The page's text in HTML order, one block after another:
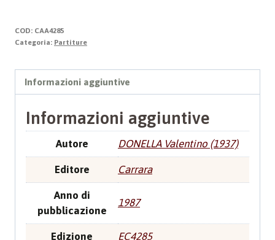
quantità
COD: CAA4285
Categoria: Partiture
Informazioni aggiuntive
Informazioni aggiuntive
Autore DONELLA Valentino (1937)
Editore Carrara
Anno di
pubblicazione
1987
Edizione EC4285